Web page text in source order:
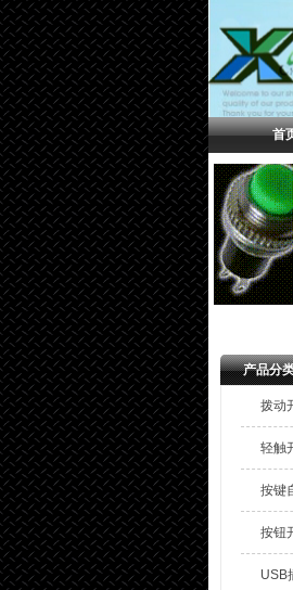
首
产品分
拨动
轻触
按键
按钮
USB